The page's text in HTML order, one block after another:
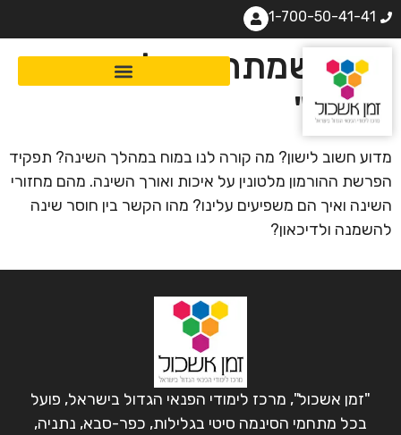
1-700-50-41-41
"מה שמתחשק לי זה
לישון"
מדוע חשוב לישון? מה קורה לנו במוח במהלך השינה? תפקיד
הפרשת ההורמון מלטונין על איכות ואורך השינה. מהם מחזורי
השינה ואיך הם משפיעים עלינו? מהו הקשר בין חוסר שינה
להשמנה ולדיכאון?
"זמן אשכול", מרכז לימודי הפנאי הגדול בישראל, פועל
בכל מתחמי הסינמה סיטי בגלילות, כפר-סבא, נתניה,